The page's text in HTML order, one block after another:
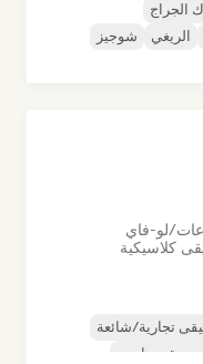
الجراج
الريغي
شوجيز
لو-فاي
كلاسيكية
تجارية/شائعة
موسيقى هاوس